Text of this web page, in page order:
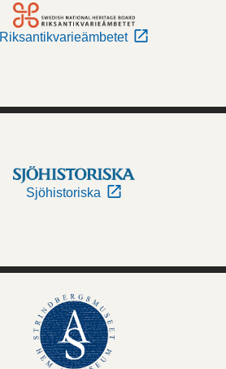
Riksantikvarieämbetet
Sjöhistoriska